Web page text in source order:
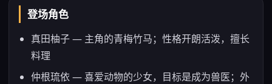
登场角色
真田柚子 — 主角的青梅竹马；性格开朗活泼，擅长
料理
仲根琉依 — 喜爱动物的少女，目标是成为兽医；外